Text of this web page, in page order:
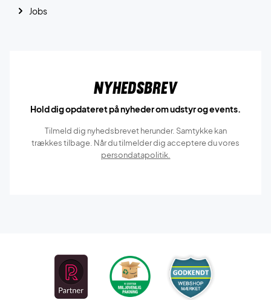
Jobs
Nyhedsbrev
Hold dig opdateret på nyheder om udstyr og events.
Tilmeld dig nyhedsbrevet herunder. Samtykke kan
trækkes tilbage. Når du tilmelder dig acceptere du vores
persondatapolitik.